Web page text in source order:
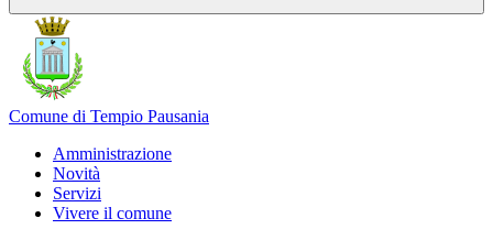
Comune di Tempio Pausania
Amministrazione
Novità
Servizi
Vivere il comune